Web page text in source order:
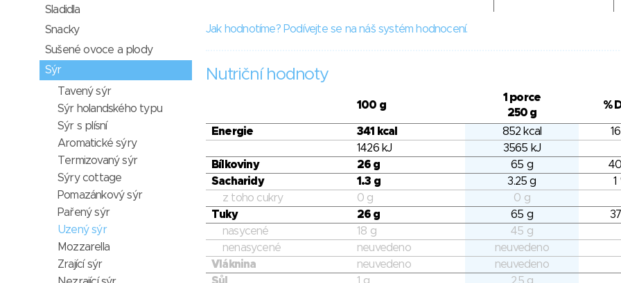
Jak hodnotíme? Podívejte se na náš systém hodnocení.
Nutriční hodnoty
100 g
1 porce
250 g
%
Energie 341 kcal 852 kcal
1426 kJ
3565 kJ
Bílkoviny
26 g 65 g
Sacharidy
1.3 g 3.25 g
1
z toho cukry
0 g
0 g
Tuky
26 g 65 g
nasycené
18 g
45 g
nenasycené
neuvedeno
neuvedeno
Vláknina
neuvedeno
neuvedeno
Sladidla
Snacky
Sušené ovoce a plody
Sýr
Tavený sýr
Sýr holandského typu
Sýr s plísní
Aromatické sýry
Termizovaný sýr
Sýry cottage
Pomazánkový sýr
Pařený sýr
Uzený sýr
Mozzarella
Zrající sýr